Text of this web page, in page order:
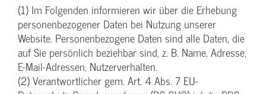
(1) Im Folgenden informieren wir über die Erhebung
personenbezogener Daten bei Nutzung unserer
Website. Personenbezogene Daten sind alle Daten, die
auf Sie persönlich beziehbar sind, z. B. Name, Adresse,
E-Mail-Adressen, Nutzerverhalten.
(2) Verantwortlicher gem. Art. 4 Abs. 7 EU-